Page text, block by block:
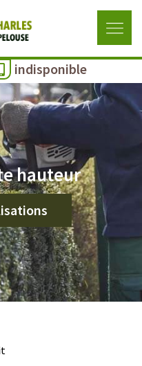
indisponible
hauteur